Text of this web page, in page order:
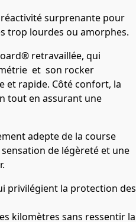
surprenante pour
trop lourdes ou amorphes.
retravaillée, qui
et son rocker
et rapide. Côté confort, la
tout en assurant une
adepte de la course
de légèreté et une
privilégient la protection des
kilomètres sans ressentir la